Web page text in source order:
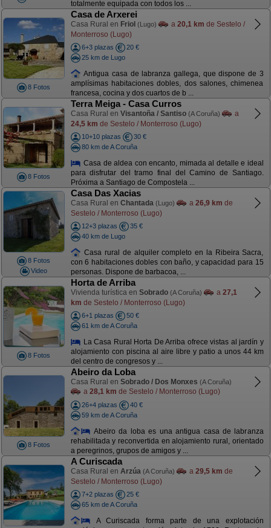
totalmente equipada con todos los ...
8 Fotos
Casa de Arxerei
Casa Rural en Friol (Lugo) a 20,1 km de Sestelo /
Monterroso (Lugo)
6+3 plazas
20 €
25 km de Lugo
Antigua casa de labranza gallega, que dispone de 3
amplísimas habitaciones dobles, dos salones, chimenea
francesa, cocina y dos cuartos de b ...
8 Fotos
Terra Meiga - Casa Curros
Casa Rural en Visantoña / Santiso (A Coruña)
a
24,5 km de Sestelo / Monterroso (Lugo)
10+10 plazas
30 €
80 km de A Coruña
Casa de aldea con encanto, mimada al detalle e ideal
para disfrutar del tramo final del Camino de Santiago.
Próxima a Santiago de Compostela ...
8 Fotos
Video
Casa Das Xacias
Casa Rural en Chantada (Lugo) a 26,9 km de
Sestelo / Monterroso (Lugo)
12+3 plazas
35 €
40 km de Lugo
Casa rural de alquiler completo en la Ribeira Sacra,
con 6 habitaciones dobles con baño, y capacidad para 15
personas. Dispone de barbacoa, ...
8 Fotos
Horta de Arriba
Vivienda turística en Sobrado (A Coruña) a 27,1
km de Sestelo / Monterroso (Lugo)
6+1 plazas
50 €
61 km de A Coruña
La Casa Rural Horta De Arriba ofrece vistas al jardín y
alojamiento con piscina al aire libre y patio a unos 44 km
del centro de congresos y ...
8 Fotos
Abeiro da Loba
Casa Rural en Sobrado / Dos Monxes (A Coruña)
a 28,1 km de Sestelo / Monterroso (Lugo)
26+4 plazas
40 €
59 km de A Coruña
Abeiro da loba es una antigua casa de labranza
rehabilitada y reconvertida en alojamiento rural, orientado
a peregrinos, grupos de amigos y ...
A Curiscada
Casa Rural en Arzúa (A Coruña) a 29,5 km de
Sestelo / Monterroso (Lugo)
7+2 plazas
25 €
65 km de A Coruña
A Curiscada forma parte de una explotación